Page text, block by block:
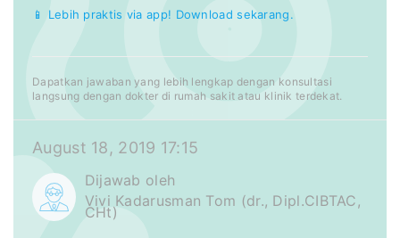
📱 Lebih praktis via app! Download sekarang.
Dapatkan jawaban yang lebih lengkap dengan konsultasi
langsung dengan dokter di rumah sakit atau klinik terdekat.
August 18, 2019 17:15
Dijawab oleh
Vivi Kadarusman Tom (dr., Dipl.CIBTAC,
CHt)